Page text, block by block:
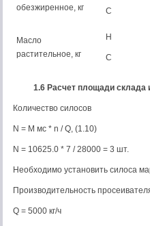
обезжиренное, кг
С
Масло
растительное, кг
Н
С
1.6 Расчет площади склада
Количество силосов
N = M мс * n / Q, (1.10)
N = 10625.0 * 7 / 28000 = 3 шт.
Необходимо установить силоса
Производительность
Q = 5000 кг/ч